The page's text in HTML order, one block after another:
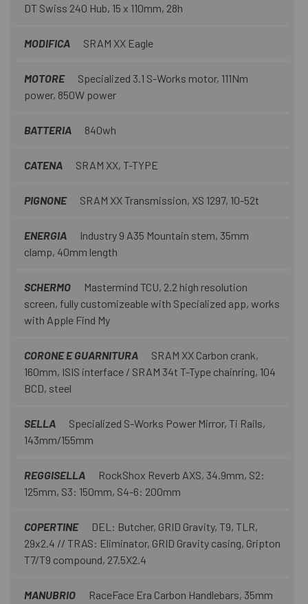
DT Swiss 240 Hub, 15 x 110mm, 28h
MODIFICA SRAM XX Eagle
MOTORE
Specialized 3.1 S-Works motor, 111Nm
power, 850W power
BATTERIA 840wh
CATENA SRAM XX, T-TYPE
PIGNONE SRAM XX Transmission, XS 1297, 10-52t
ENERGIA
Industry 9 A35 Mountain stem, 35mm
clamp, 40mm length
SCHERMO
Mastermind TCU, 2.2 high resolution
screen, fully customizeable with Specialized app, works
with Apple Find My
CORONE E GUARNITURA
SRAM XX Carbon crank,
160mm, ISIS interface / SRAM 34t T-Type chainring, 104
BCD, steel
SELLA
Specialized S-Works Power Mirror, Ti Rails,
143mm/155mm
REGGISELLA
RockShox Reverb AXS, 34.9mm, S2:
125mm, S3: 150mm, S4-6: 200mm
COPERTINE
DEL: Butcher, GRID Gravity, T9, TLR,
29x2.4 // TRAS: Eliminator, GRID Gravity casing, Gripton
T7/T9 compound, 27.5X2.4
MANUBRIO
RaceFace Era Carbon Handlebars, 35mm